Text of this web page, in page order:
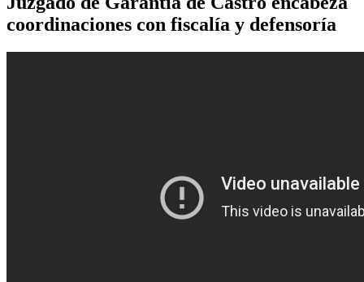
coordinaciones con fiscalía y defensoría